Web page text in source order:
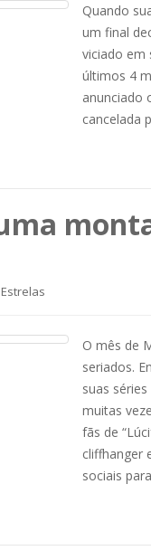
Quando
um final
viciado em
últimos 4
anunciado
cancelada
Estrelas
O mês de
seriados.
suas
muitas
fãs de
cliffhanger
sociais